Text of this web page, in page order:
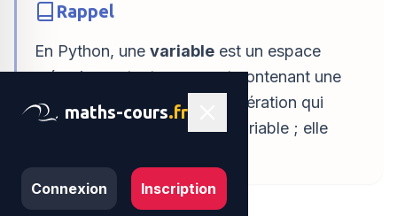
maths-cours.fr
Connexion Inscription
Rappel
En Python, une variable est un espace
mémoire portant un nom et contenant une
valeur. L'affectation
est l'opération qui
range une valeur dans une variable ; elle